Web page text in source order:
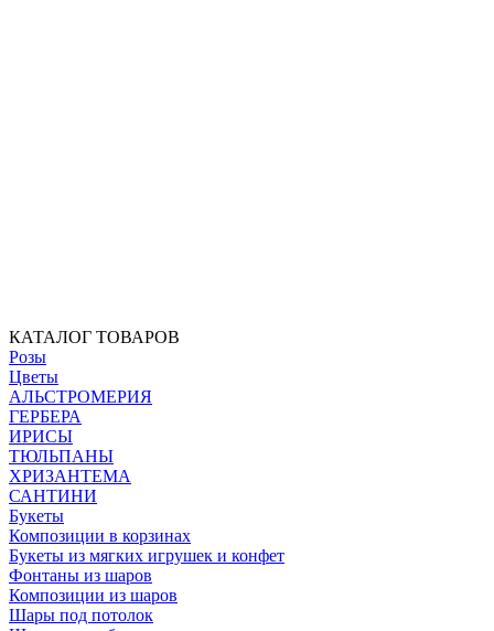
КАТАЛОГ ТОВАРОВ
Розы
Цветы
АЛЬСТРОМЕРИЯ
ГЕРБЕРА
ИРИСЫ
ТЮЛЬПАНЫ
ХРИЗАНТЕМА
САНТИНИ
Букеты
Композиции в корзинах
Букеты из мягких игрушек и конфет
Фонтаны из шаров
Композиции из шаров
Шары под потолок